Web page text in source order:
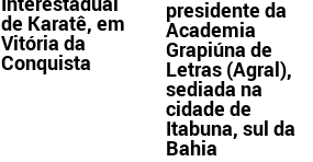
de Karatê, em
Vitória da
Conquista
presidente da
Academia
Grapiúna de
Letras (Agral),
sediada na
cidade de
Itabuna, sul da
Bahia